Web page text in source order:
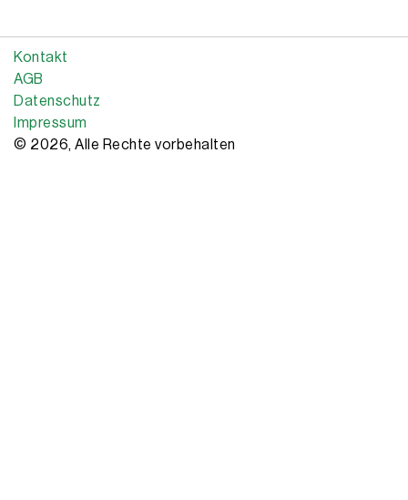
© 2026, Alle Rechte vorbehalten
Impressum
Datenschutz
AGB
Kontakt